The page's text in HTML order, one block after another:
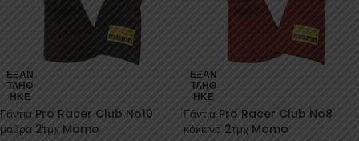
ΕΞΑΝ
ΤΛΉΘ
ΗΚΕ
Γάντια Pro Racer Club No10
μαύρα 2τμχ Momo
ΕΞΑΝ
ΤΛΉΘ
ΗΚΕ
Γάντια Pro Racer Club No8
κόκκινα 2τμχ Momo